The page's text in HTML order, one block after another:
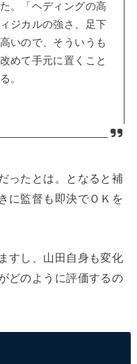
。「ヘディングの高
ジカルの強さ、足下
いので、そういうも
めて手元に置くこと
。
ったとは。となると補
に監督も即決でＯＫを
すし、山田自身も変化
どのように評価するの